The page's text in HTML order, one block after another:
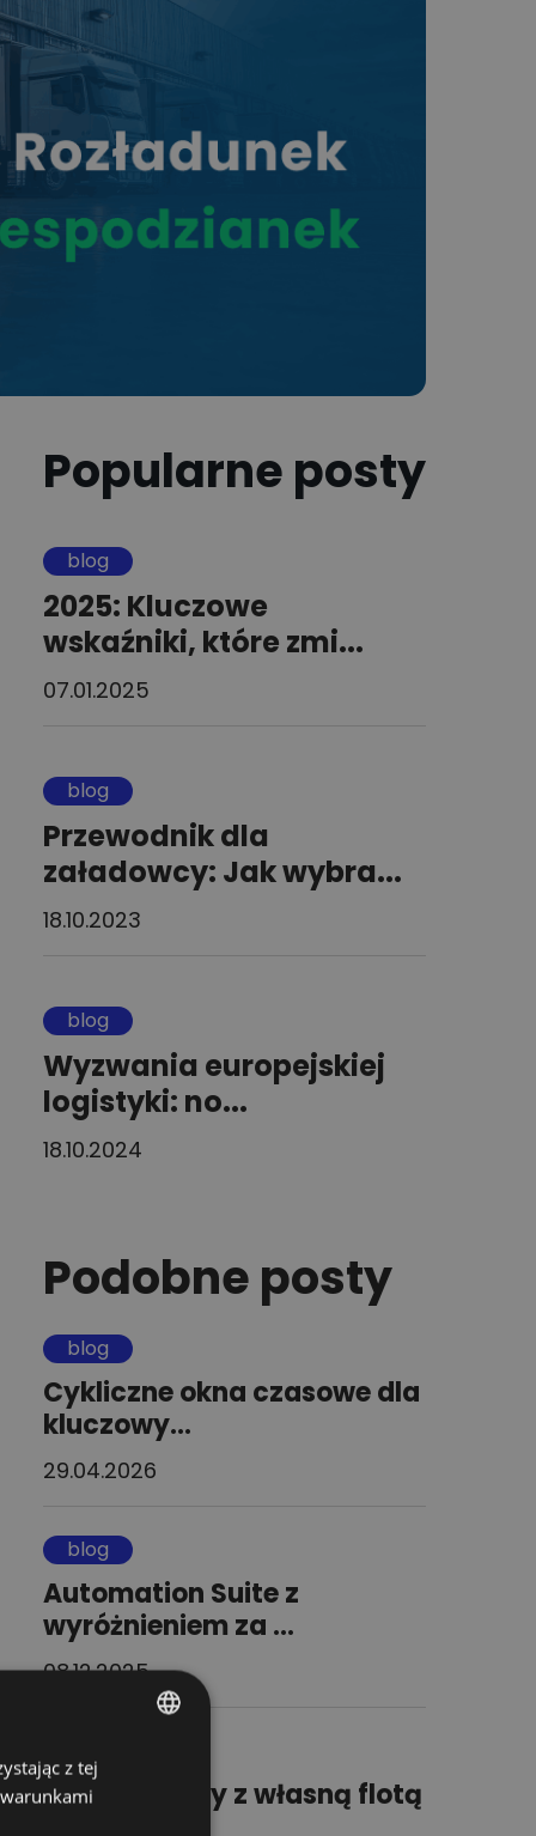
Popularne posty
blog
2025: Kluczowe
wskaźniki, które zmi...
07.01.2025
blog
Przewodnik dla
załadowcy: Jak wybra...
18.10.2023
blog
Wyzwania europejskiej
logistyki: no...
18.10.2024
Podobne posty
blog
Cykliczne okna czasowe dla
kluczowy...
29.04.2026
blog
Automation Suite z
wyróżnieniem za ...
08.12.2025
Jak retailerzy z własną flotą
POLISH
z tej